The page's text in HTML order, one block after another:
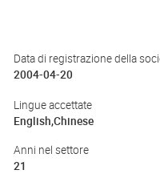
Data di registrazione della
2004-04-20
Lingue accettate
English,Chinese
Anni nel settore
21